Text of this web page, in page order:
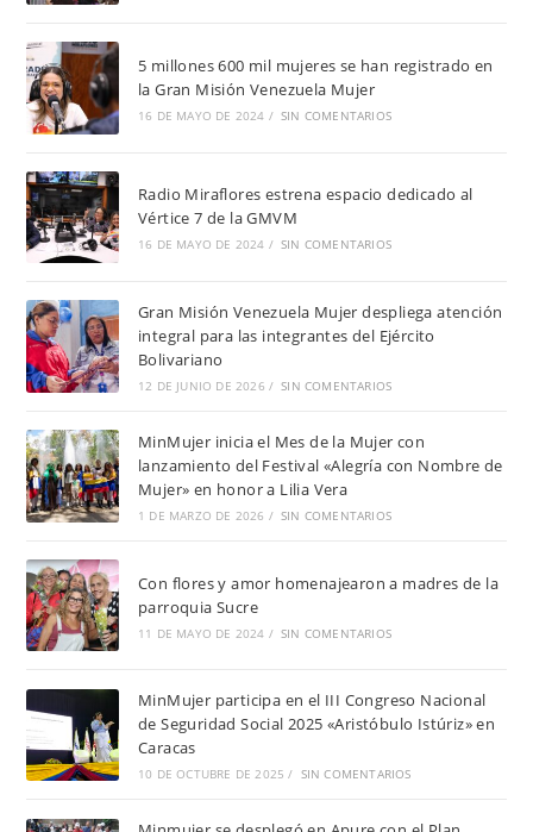
5 millones 600 mil mujeres se han registrado en
la Gran Misión Venezuela Mujer
16 DE MAYO DE 2024 / SIN COMENTARIOS
Radio Miraflores estrena espacio dedicado al
Vértice 7 de la GMVM
16 DE MAYO DE 2024 / SIN COMENTARIOS
Gran Misión Venezuela Mujer despliega atención
integral para las integrantes del Ejército
Bolivariano
12 DE JUNIO DE 2026 / SIN COMENTARIOS
MinMujer inicia el Mes de la Mujer con
lanzamiento del Festival «Alegría con Nombre de
Mujer» en honor a Lilia Vera
1 DE MARZO DE 2026 / SIN COMENTARIOS
Con flores y amor homenajearon a madres de la
parroquia Sucre
11 DE MAYO DE 2024 / SIN COMENTARIOS
MinMujer participa en el III Congreso Nacional
de Seguridad Social 2025 «Aristóbulo Istúriz» en
Caracas
10 DE OCTUBRE DE 2025 / SIN COMENTARIOS